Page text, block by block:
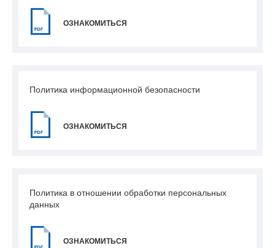
ОЗНАКОМИТЬСЯ
Политика информационной безопасности
ОЗНАКОМИТЬСЯ
Политика в отношении обработки персональных
данных
ОЗНАКОМИТЬСЯ